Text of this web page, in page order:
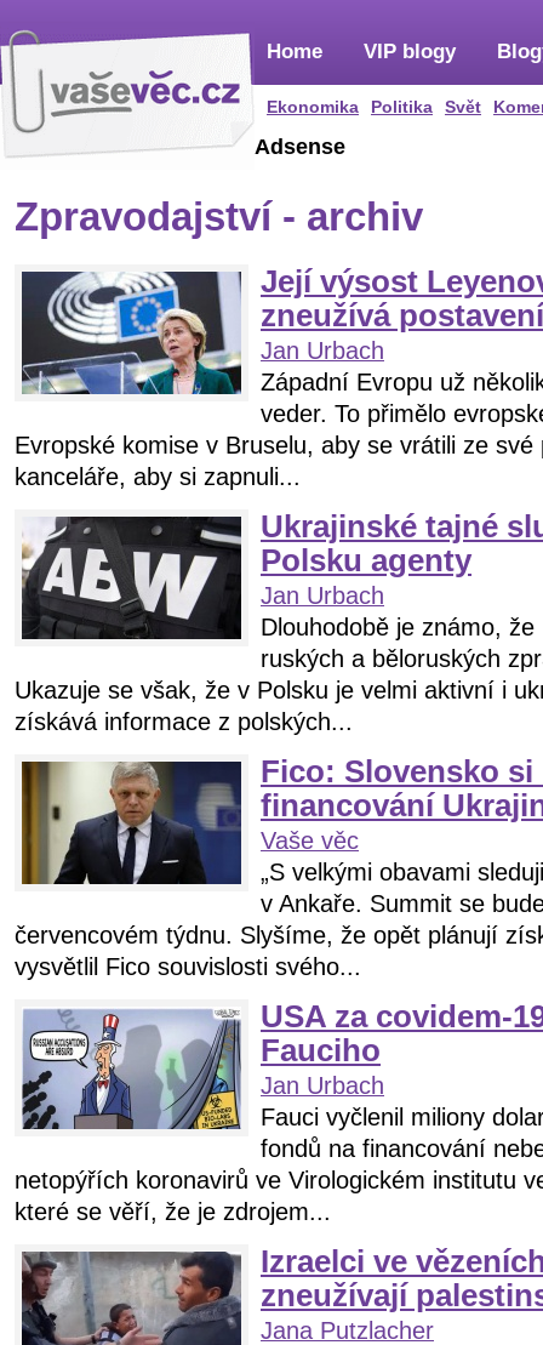
Home
Ekonomika Politika Svět
VIP blogy
Adsense
Zpravodajství - archiv
Její výsost
zneužívá postavení
Jan Urbach
Západní Evropu už
veder. To přimělo
Evropské komise v Bruselu, aby se vrátili ze své
kanceláře, aby si zapnuli...
Ukrajinské tajné
Polsku agenty
Jan Urbach
Dlouhodobě je známo,
ruských a běloruských
Ukazuje se však, že v Polsku je velmi aktivní i
získává informace z polských...
Fico: Slovensko
financování
Vaše věc
„S velkými obavami
v Ankaře. Summit se
červencovém týdnu. Slyšíme, že opět plánují
vysvětlil Fico souvislosti svého...
USA za covidem-
Fauciho
Jan Urbach
Fauci vyčlenil miliony
fondů na financování
netopýřích koronavirů ve Virologickém institutu
které se věří, že je zdrojem...
Izraelci ve
zneužívají
Jana Putzlacher